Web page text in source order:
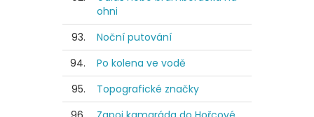
ohni
93.
Noční putování
94.
Po kolena ve vodě
95.
Topografické značky